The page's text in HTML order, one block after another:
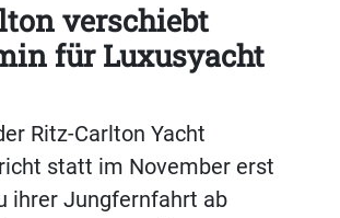
verschiebt
für Luxusyacht
Ritz-Carlton Yacht
statt im November erst
ihrer Jungfernfahrt ab